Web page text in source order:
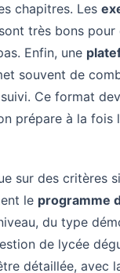
chapitres. Les
très bons pour
Enfin, une
souvent de
Ce format
prépare à la fois
sur des critères
le programme
du type
de lycée
détaillée, avec